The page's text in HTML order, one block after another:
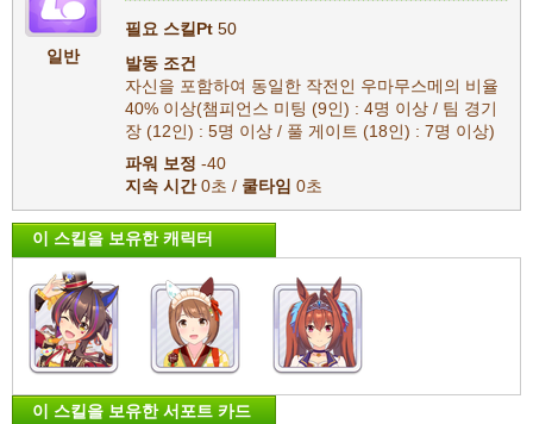
일반
필요 스킬Pt 50
발동 조건
자신을 포함하여 동일한 작전인 우마무스메의 비율
40% 이상(챔피언스 미팅 (9인) : 4명 이상 / 팀 경기
장 (12인) : 5명 이상 / 풀 게이트 (18인) : 7명 이상)
파워 보정 -40
지속 시간0초 / 쿨타임 0초
이 스킬을 보유한 캐릭터
이 스킬을 보유한 서포트 카드